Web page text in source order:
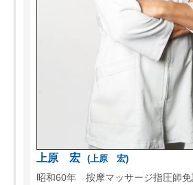
上原 宏
(上原 宏)
昭和60年 按摩マッサージ指圧師免